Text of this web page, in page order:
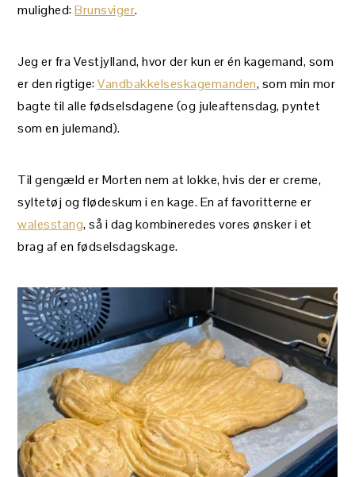
mulighed:Brunsviger.
Jeg er fra Vestjylland, hvor der kun er én kagemand, som
er den rigtige:Vandbakkelseskagemanden, som min mor
bagte til alle fødselsdagene (og juleaftensdag, pyntet
som en julemand).
Til gengæld er Morten nem at lokke, hvis der er creme,
syltetøj og flødeskum i en kage. En af favoritterne er
walesstang, så i dag kombineredes vores ønsker i et
brag af en fødselsdagskage.